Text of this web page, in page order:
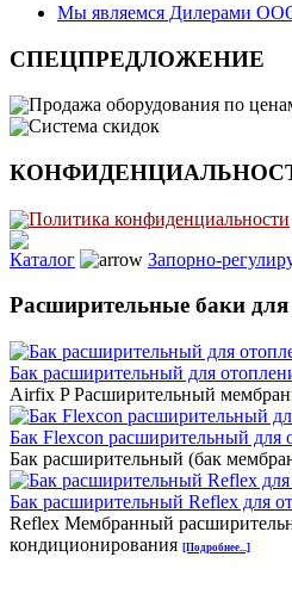
Мы являемся Дилерами
СПЕЦПРЕДЛОЖЕНИЕ
Продажа оборудования по
Система скидок
Политика конфиденциальности
Каталог
Запорно-
Расширительные баки
Бак расширительный для
Airfix P Расширительный
Бак Flexcon расширительный
Бак расширительный (бак
Бак расширительный Reflex для
Reflex Мембранный
кондиционирования [Подробнее...]